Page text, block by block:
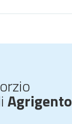
Agrigento